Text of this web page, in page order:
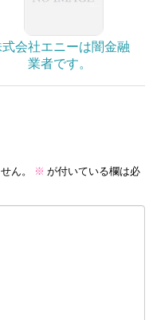
式会社エニーは闇金融
業者です。
ん。 ※ が付いている欄は必